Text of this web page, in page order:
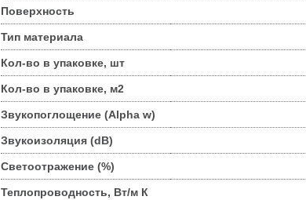
Поверхность
Тип материала
Кол-во в упаковке, шт
Кол-во в упаковке, м2
Звукопоглощение (Alpha w)
Звукоизоляция (dB)
Светоотражение (%)
Теплопроводность, Вт/м К